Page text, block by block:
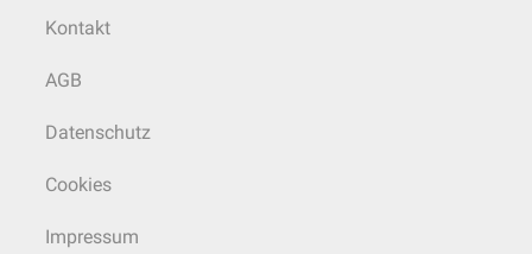
Kontakt
AGB
Datenschutz
Cookies
Impressum